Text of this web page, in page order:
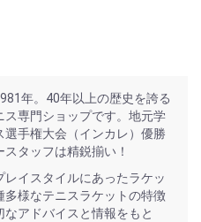
年。40年以上の歴史を誇る
専門ショップです。地元学
手権大会（インカレ）優勝
タッフは精鋭揃い！
イスタイルにあったラケッ
多様なテニスラケットの特徴
アドバイスと情報をもと